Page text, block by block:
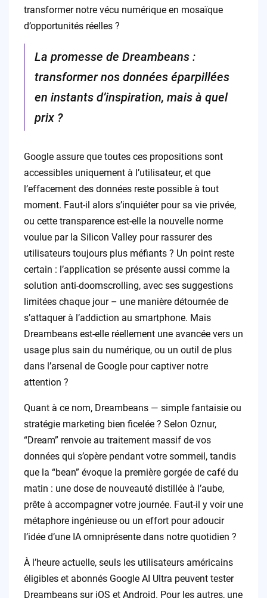
transformer notre vécu numérique en mosaïque
d’opportunités réelles ?
La promesse de Dreambeans :
transformer nos données éparpillées
en instants d’inspiration, mais à quel
prix ?
Google assure que toutes ces propositions sont
accessibles uniquement à l’utilisateur, et que
l’effacement des données reste possible à tout
moment. Faut-il alors s’inquiéter pour sa vie privée,
ou cette transparence est-elle la nouvelle norme
voulue par la Silicon Valley pour rassurer des
utilisateurs toujours plus méfiants ? Un point reste
certain : l’application se présente aussi comme la
solution anti-doomscrolling, avec ses suggestions
limitées chaque jour – une manière détournée de
s’attaquer à l’addiction au smartphone. Mais
Dreambeans est-elle réellement une avancée vers un
usage plus sain du numérique, ou un outil de plus
dans l’arsenal de Google pour captiver notre
attention ?
Quant à ce nom, Dreambeans — simple fantaisie ou
stratégie marketing bien ficelée ? Selon Oznur,
“Dream” renvoie au traitement massif de vos
données qui s’opère pendant votre sommeil, tandis
que la “bean” évoque la première gorgée de café du
matin : une dose de nouveauté distillée à l’aube,
prête à accompagner votre journée. Faut-il y voir une
métaphore ingénieuse ou un effort pour adoucir
l’idée d’une IA omniprésente dans notre quotidien ?
À l’heure actuelle, seuls les utilisateurs américains
éligibles et abonnés Google AI Ultra peuvent tester
Dreambeans sur iOS et Android. Pour les autres, une